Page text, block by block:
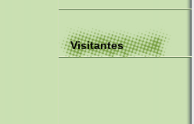
Visitantes